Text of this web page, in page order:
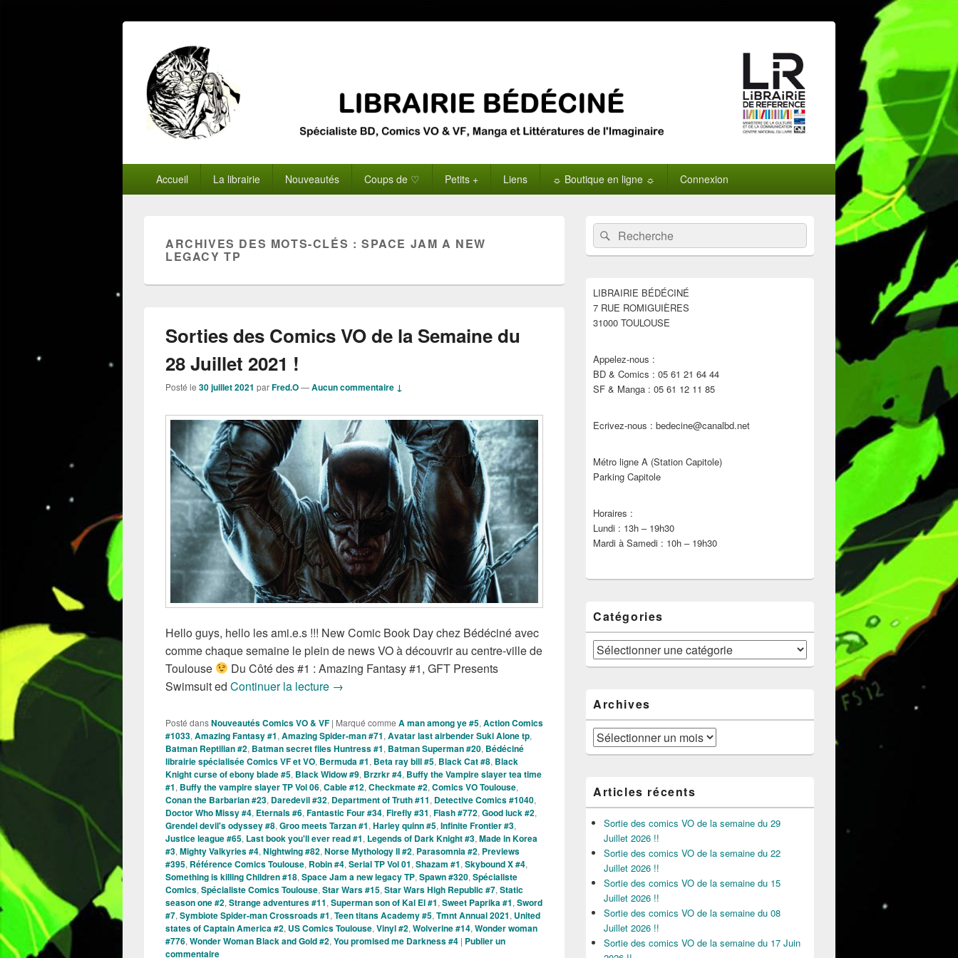
principalAccueil La librairie Nouveautés Coups de ♡ Petits + Liens ☼ Boutique en ligne ☼ Connexion
ARCHIVES DES MOTS-CLÉS :SPACE JAM A NEW
LEGACY TP
Sorties des Comics VO de la Semaine du
28 Juillet 2021 !
Posté le 30 juillet 2021 parFred.O—Aucun commentaire ↓
Hello guys, hello les ami.e.s !!! New Comic Book Day chez Bédéciné avec
comme chaque semaine le plein de news VO à découvrir au centre-ville de
Toulouse
Du Côté des #1 : Amazing Fantasy #1, GFT Presents
Swimsuit ed Continuer la lecture Sorties des Comics VO de la Semaine du 28 Juillet 2021 !
→
Posté dansNouveautés Comics VO & VF | Marqué comme A man among ye #5, Action Comics
#1033, Amazing Fantasy #1, Amazing Spider-man #71, Avatar last airbender Suki Alone tp,
Batman Reptilian #2, Batman secret files Huntress #1, Batman Superman #20, Bédéciné
librairie spécialisée Comics VF et VO, Bermuda #1, Beta ray bill #5, Black Cat #8, Black
Knight curse of ebony blade #5, Black Widow #9, Brzrkr #4, Buffy the Vampire slayer tea time
#1, Buffy the vampire slayer TP Vol 06, Cable #12, Checkmate #2, Comics VO Toulouse,
Conan the Barbarian #23, Daredevil #32, Department of Truth #11, Detective Comics #1040,
Doctor Who Missy #4, Eternals #6, Fantastic Four #34, Firefly #31, Flash #772, Good luck #2,
Grendel devil's odyssey #8, Groo meets Tarzan #1, Harley quinn #5, Infinite Frontier #3,
Justice league #65, Last book you'll ever read #1, Legends of Dark Knight #3, Made in Korea
#3, Mighty Valkyries #4, Nightwing #82, Norse Mythology II #2, Parasomnia #2, Previews
#395, Référence Comics Toulouse, Robin #4, Serial TP Vol 01, Shazam #1, Skybound X #4,
Something is killing Children #18, Space Jam a new legacy TP, Spawn #320, Spécialiste
Comics, Spécialiste Comics Toulouse, Star Wars #15, Star Wars High Republic #7, Static
season one #2, Strange adventures #11, Superman son of Kal El #1, Sweet Paprika #1, Sword
#7, Symbiote Spider-man Crossroads #1, Teen titans Academy #5, Tmnt Annual 2021, United
states of Captain America #2, US Comics Toulouse, Vinyl #2, Wolverine #14, Wonder woman
#776, Wonder Woman Black and Gold #2, You promised me Darkness #4 | Publier un
commentaire
Zone
principale
de
widget
barre
latérale
Recherche :Rechercher
LIBRAIRIE BÉDÉCINÉ
7 RUE ROMIGUIÈRES
31000 TOULOUSE
Appelez-nous :
BD & Comics : 05 61 21 64 44
SF & Manga : 05 61 12 11 85
Ecrivez-nous : bedecine@canalbd.net
Métro ligne A (Station Capitole)
Parking Capitole
Horaires :
Lundi : 13h – 19h30
Mardi à Samedi : 10h – 19h30
Catégories
Catégories
Archives
Archives
Articles récents
Sortie des comics VO de la semaine du 29
Juillet 2026 !!
Sortie des comics VO de la semaine du 22
Juillet 2026 !!
Sortie des comics VO de la semaine du 15
Juillet 2026 !!
Sortie des comics VO de la semaine du 08
Juillet 2026 !!
Sortie des comics VO de la semaine du 17 Juin